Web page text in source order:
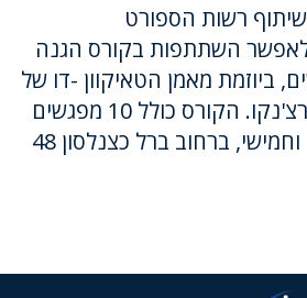
רשות הספורט
לאפשר השתתפות בקורס הגנה
ביוזמת מאמן הטאיקוון -דו של
האגודה, ארטיום חרצ'נקו. הקורס כולל 10 מפגשים
ברחוב ברל כצנלסון 48